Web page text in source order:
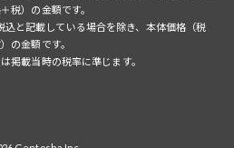
税）の金額です。
込と記載している場合を除き、本体価格（税
の金額です。
掲載当時の税率に準じます。